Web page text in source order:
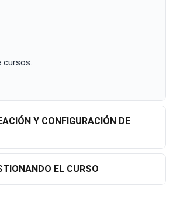
cursos.
EL CURSO